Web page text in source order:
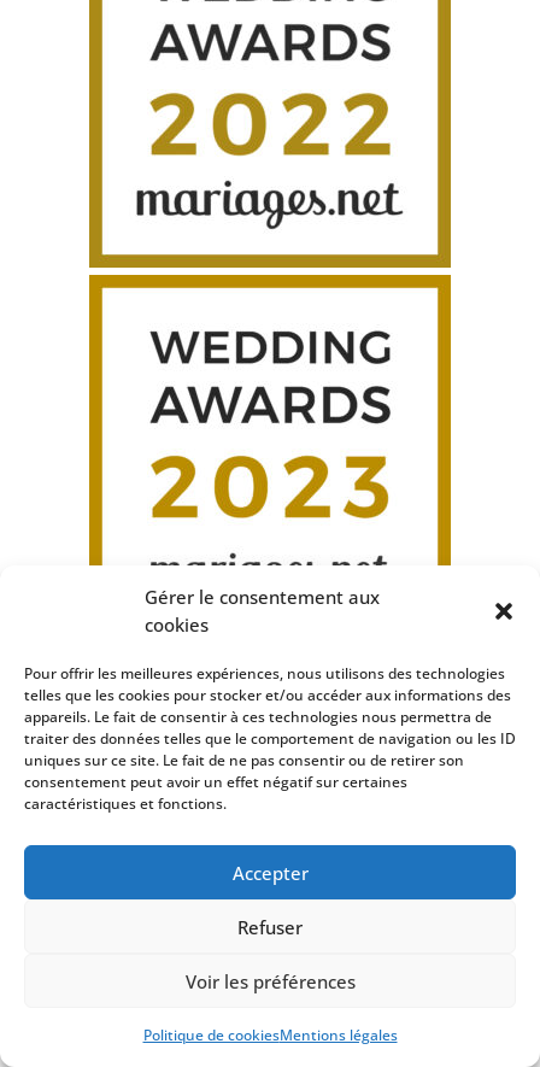
Gérer le consentement aux
cookies
Pour offrir les meilleures expériences, nous utilisons des technologies
telles que les cookies pour stocker et/ou accéder aux informations des
appareils. Le fait de consentir à ces technologies nous permettra de
traiter des données telles que le comportement de navigation ou les ID
uniques sur ce site. Le fait de ne pas consentir ou de retirer son
consentement peut avoir un effet négatif sur certaines
caractéristiques et fonctions.
Accepter
Refuser
Voir les préférences
Politique de cookiesMentions légales